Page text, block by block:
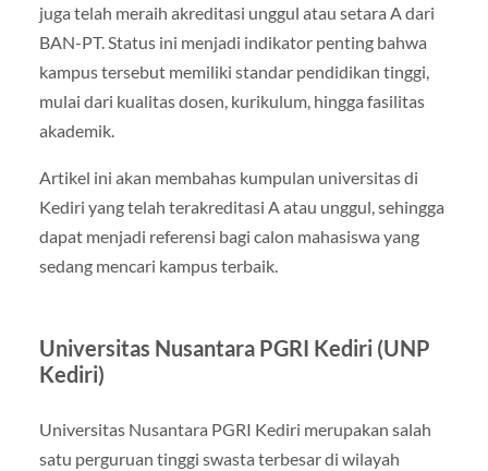
juga telah meraih akreditasi unggul atau setara A dari
BAN-PT. Status ini menjadi indikator penting bahwa
kampus tersebut memiliki standar pendidikan tinggi,
mulai dari kualitas dosen, kurikulum, hingga fasilitas
akademik.
Artikel ini akan membahas kumpulan universitas di
Kediri yang telah terakreditasi A atau unggul, sehingga
dapat menjadi referensi bagi calon mahasiswa yang
sedang mencari kampus terbaik.
Universitas Nusantara PGRI Kediri (UNP
Kediri)
Universitas Nusantara PGRI Kediri merupakan salah
satu perguruan tinggi swasta terbesar di wilayah